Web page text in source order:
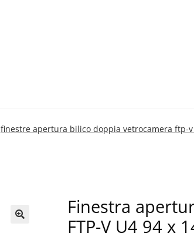
finestre apertura bilico doppia vetrocamera ftp-
Finestra
FTP-V U4 94 x